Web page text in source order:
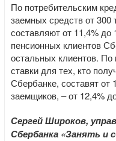
По потребительским
заемных средств от
составляют от 11,4%
пенсионных клиентов
остальных клиентов.
ставки для тех, кто
Сбербанке, составят от
заемщиков, – от 12,4%
Сергей Широков,
Сбербанка «Занять и